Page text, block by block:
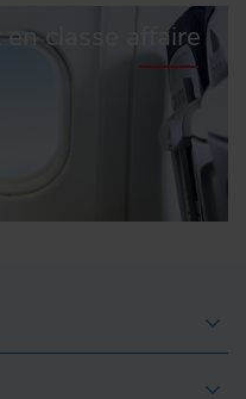
classe affaire